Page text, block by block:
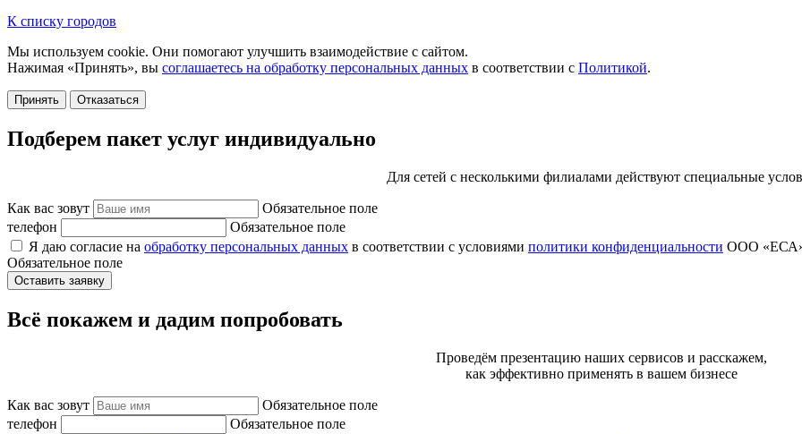
К списку городов
Мы используем cookie. Они помогают улучшить взаимодействие с сайтом.
Нажимая «Принять», вы соглашаетесь на обработку персональных данных в соответствии с Политикой.
Принять Отказаться
Подберем пакет услуг индивидуально
Для сетей с несколькими филиалами действуют специальные
Как вас зовут
Обязательное поле
телефон
Обязательное поле
Я даю согласие на обработку персональных данных в соответствии с условиями политики конфиденциальности ООО
Обязательное поле
Оставить заявку
Всё покажем и дадим попробовать
Проведём презентацию наших сервисов и расскажем,
как эффективно применять в вашем бизнесе
Как вас зовут
Обязательное поле
телефон
Обязательное поле